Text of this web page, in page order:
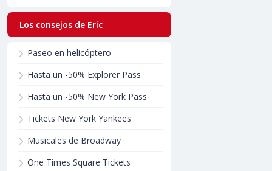
Los consejos de Eric
Paseo en helicóptero
Hasta un -50% Explorer Pass
Hasta un -50% New York Pass
Tickets New York Yankees
Musicales de Broadway
One Times Square Tickets